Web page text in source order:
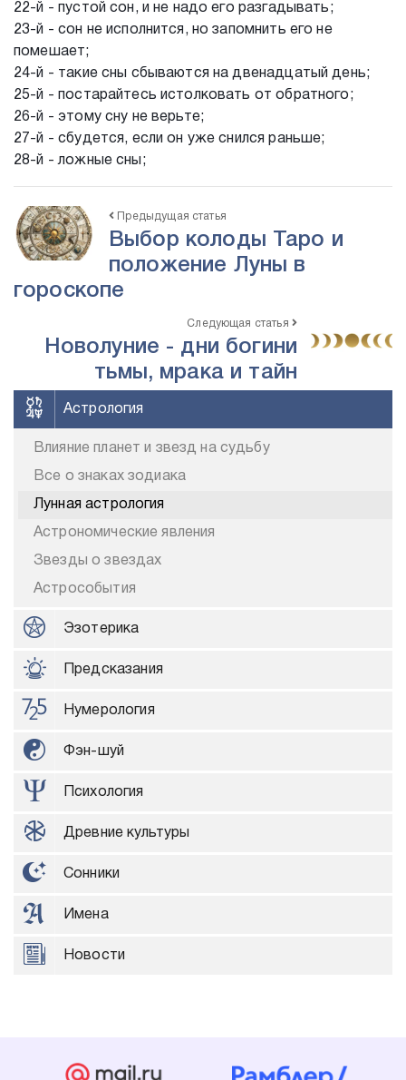
22-й - пустой сон, и не надо его разгадывать;
23-й - сон не исполнится, но запомнить его не
помешает;
24-й - такие сны сбываются на двенадцатый день;
25-й - постарайтесь истолковать от обратного;
26-й - этому сну не верьте;
27-й - сбудется, если он уже снился раньше;
28-й - ложные сны;
Предыдущая статья
Выбор колоды Таро и
положение Луны в
гороскопе
Следующая статья
Новолуние - дни богини
тьмы, мрака и тайн
Астрология
Влияние планет и звезд на судьбу
Все о знаках зодиака
Лунная астрология
Астрономические явления
Звезды о звездах
Астрособытия
Эзотерика
Предсказания
Нумерология
Фэн-шуй
Психология
Древние культуры
Сонники
Имена
Новости